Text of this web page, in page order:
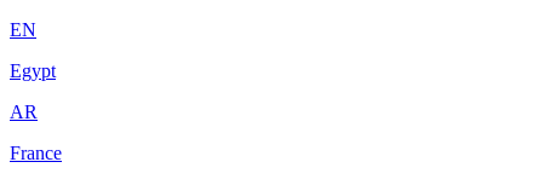
EN
Egypt
AR
France